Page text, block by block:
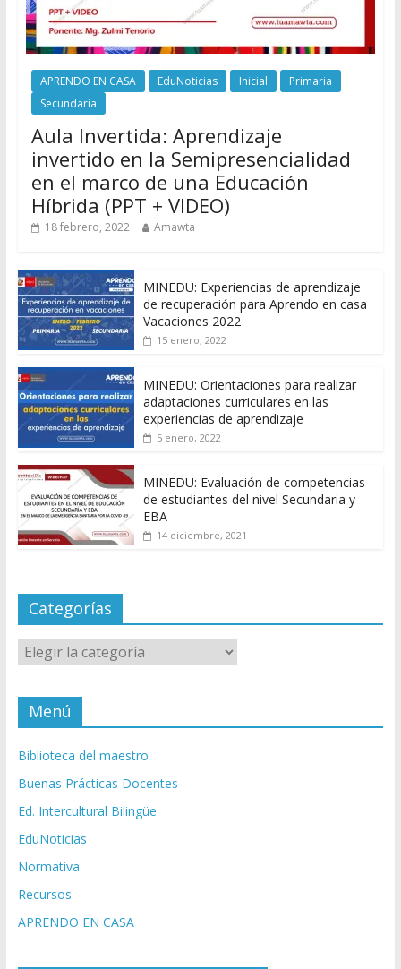
APRENDO EN CASA EduNoticias Inicial
Primaria
Secundaria
Aula Invertida: Aprendizaje
invertido en la Semipresencialidad
en el marco de una Educación
Híbrida (PPT + VIDEO)
18 febrero, 2022 Amawta
MINEDU: Experiencias de aprendizaje
de recuperación para Aprendo en casa
Vacaciones 2022
15 enero, 2022
MINEDU: Orientaciones para realizar
adaptaciones curriculares en las
experiencias de aprendizaje
5 enero, 2022
MINEDU: Evaluación de competencias
de estudiantes del nivel Secundaria y
EBA
14 diciembre, 2021
Categorías
Categorías
Menú
Biblioteca del maestro
Buenas Prácticas Docentes
Ed. Intercultural Bilingüe
EduNoticias
Normativa
Recursos
APRENDO EN CASA